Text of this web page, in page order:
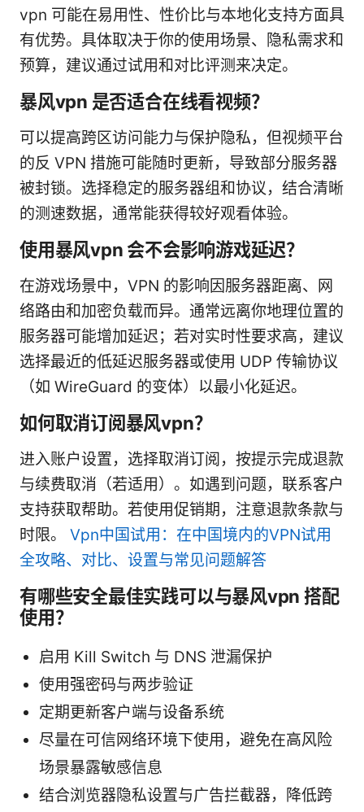
vpn 可能在易用性、性价比与本地化支持方面具
有优势。具体取决于你的使用场景、隐私需求和
预算，建议通过试用和对比评测来决定。
暴风vpn 是否适合在线看视频？
可以提高跨区访问能力与保护隐私，但视频平台
的反 VPN 措施可能随时更新，导致部分服务器
被封锁。选择稳定的服务器组和协议，结合清晰
的测速数据，通常能获得较好观看体验。
使用暴风vpn 会不会影响游戏延迟？
在游戏场景中，VPN 的影响因服务器距离、网
络路由和加密负载而异。通常远离你地理位置的
服务器可能增加延迟；若对实时性要求高，建议
选择最近的低延迟服务器或使用 UDP 传输协议
（如 WireGuard 的变体）以最小化延迟。
如何取消订阅暴风vpn？
进入账户设置，选择取消订阅，按提示完成退款
与续费取消（若适用）。如遇到问题，联系客户
支持获取帮助。若使用促销期，注意退款条款与
时限。 Vpn中国试用：在中国境内的VPN试用
全攻略、对比、设置与常见问题解答
有哪些安全最佳实践可以与暴风vpn 搭配
使用？
启用 Kill Switch 与 DNS 泄漏保护
使用强密码与两步验证
定期更新客户端与设备系统
尽量在可信网络环境下使用，避免在高风险
场景暴露敏感信息
结合浏览器隐私设置与广告拦截器，降低跨